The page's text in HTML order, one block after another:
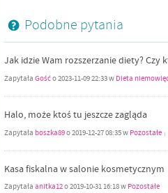
Podobne pytania
Jak idzie Wam rozszerzanie diety? Czy
Zapytała Gośćo2023-11-09 22:33w Dieta
Halo, może ktoś tu jeszcze zagląda
Zapytała boszka89o2019-12-27 08:35w Pozostałe |
Kasa fiskalna w salonie kosmetycznym
Zapytała anitka12o2019-10-31 16:18w Pozostałe